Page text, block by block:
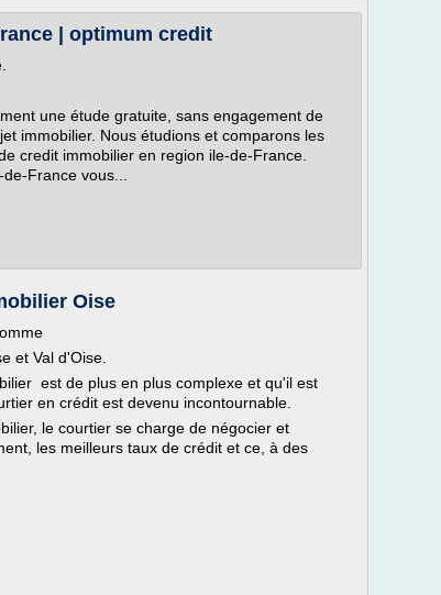
| optimum credit
une étude gratuite, sans engagement de
immobilier. Nous étudions et comparons les
credit immobilier en region ile-de-France.
France vous...
Oise
et Val d'Oise.
est de plus en plus complexe et qu'il est
en crédit est devenu incontournable.
le courtier se charge de négocier et
les meilleurs taux de crédit et ce, à des